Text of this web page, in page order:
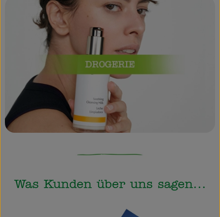
Was Kunden über uns sagen...